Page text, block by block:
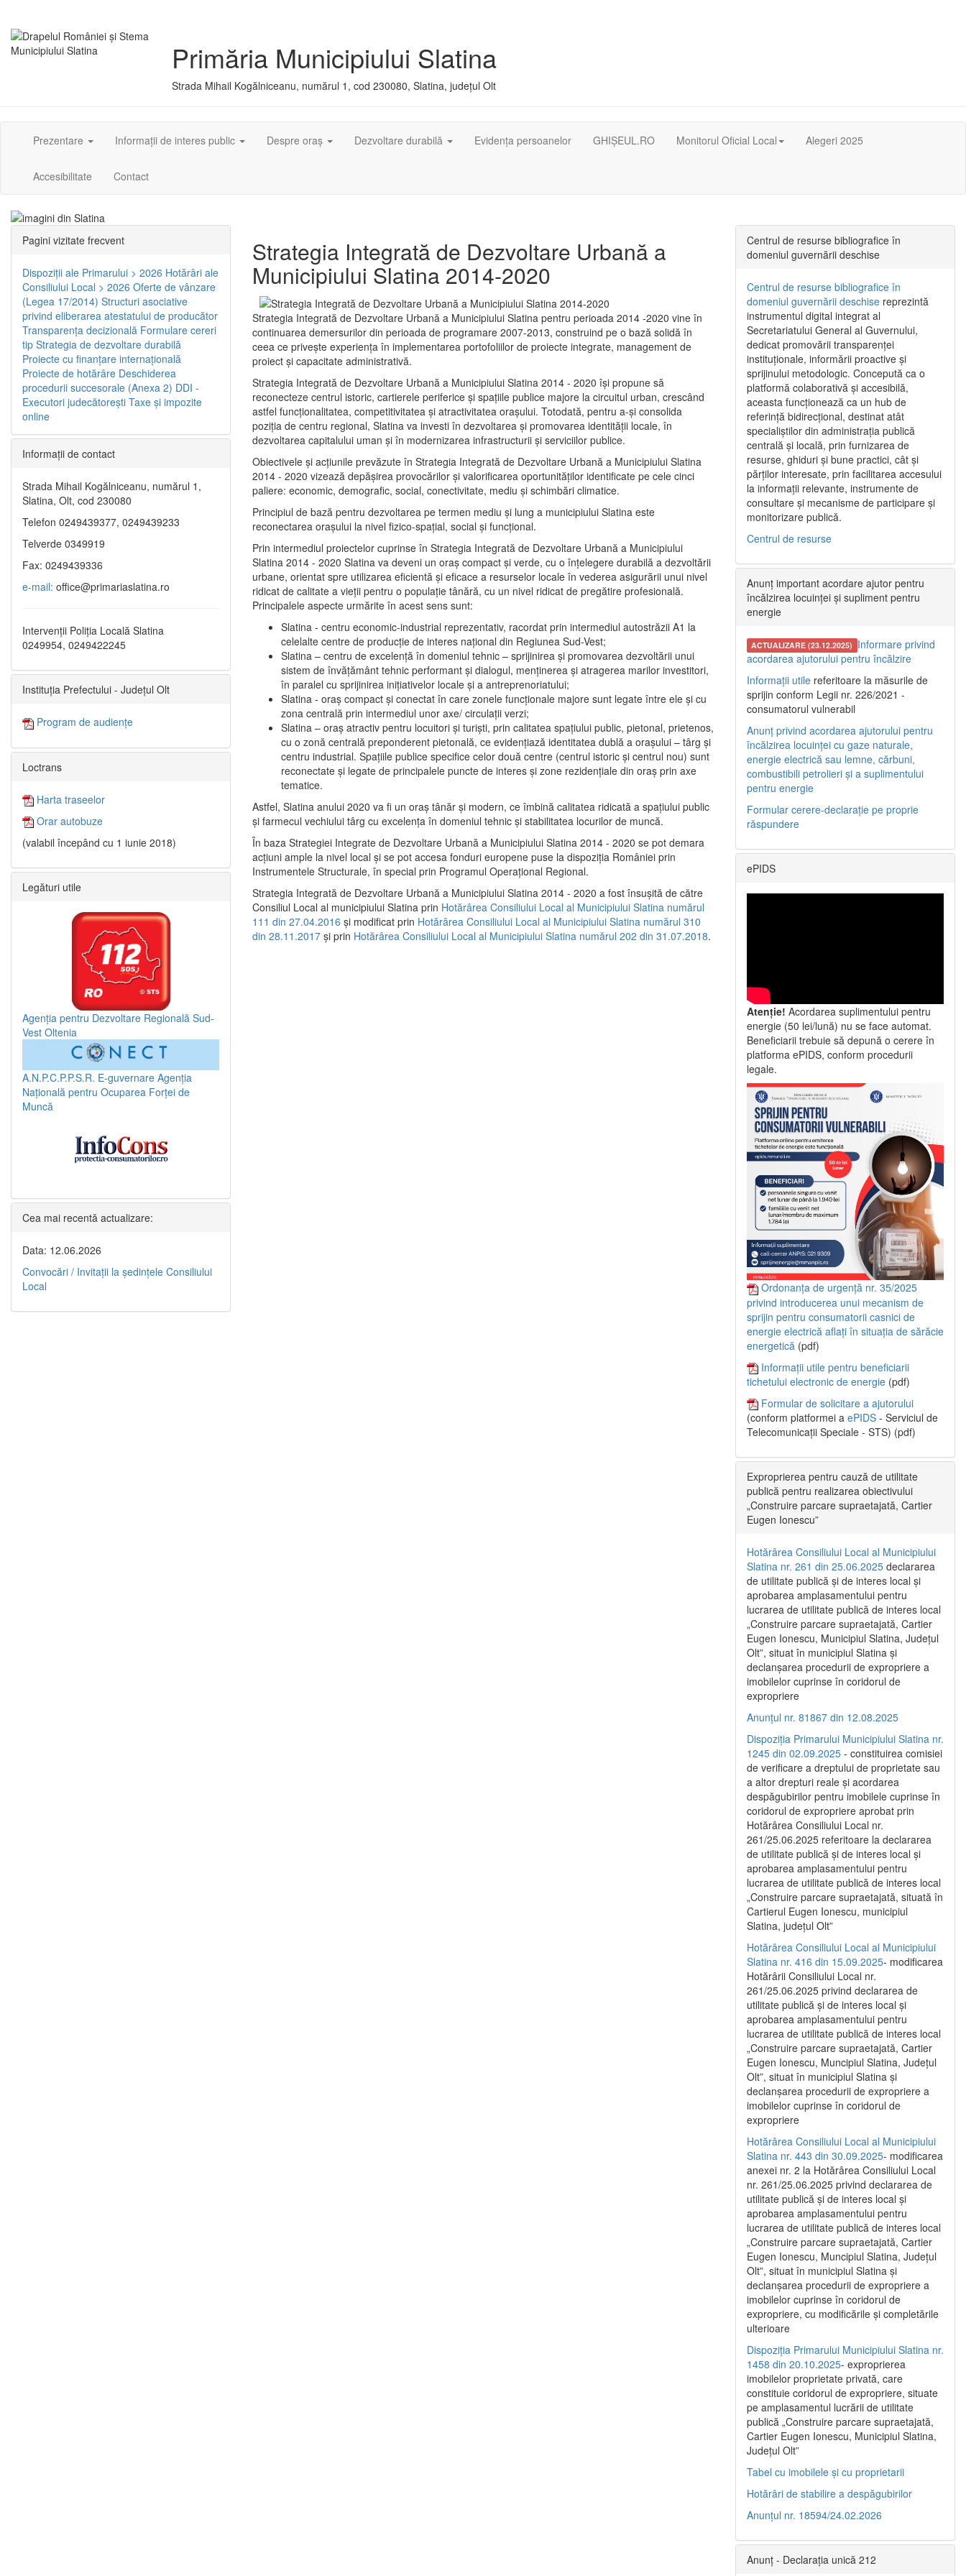
Primăria Municipiului Slatina
Strada Mihail Kogălniceanu, numărul 1, cod 230080, Slatina, județul Olt
Prezentare Informații de interes public Despre oraș Dezvoltare durabilă Evidența persoanelor GHIȘEUL.RO Monitorul Oficial Local Alegeri 2025
Accesibilitate Contact
Strategia Integrată de Dezvoltare Urbană a
Municipiului Slatina 2014-2020
Strategia Integrată de Dezvoltare Urbană a Municipiului Slatina pentru perioada 2014 -2020 vine în
continuarea demersurilor din perioada de programare 2007-2013, construind pe o bază solidă în
ceea ce priveşte experienţa în implementarea portofoliilor de proiecte integrate, management de
proiect și capacitate administrativă.
Strategia Integrată de Dezvoltare Urbană a Municipiului Slatina 2014 - 2020 își propune să
reconecteze centrul istoric, cartierele periferice şi spaţiile publice majore la circuitul urban, crescând
astfel funcţionalitatea, competitivitatea şi atractivitatea oraşului. Totodată, pentru a-şi consolida
poziţia de centru regional, Slatina va investi în dezvoltarea şi promovarea identităţii locale, în
dezvoltarea capitalului uman şi în modernizarea infrastructurii şi serviciilor publice.
Obiectivele şi acţiunile prevăzute în Strategia Integrată de Dezvoltare Urbană a Municipiului Slatina
2014 - 2020 vizează depășirea provocărilor şi valorificarea oportunităţilor identificate pe cele cinci
paliere: economic, demografic, social, conectivitate, mediu şi schimbări climatice.
Principiul de bază pentru dezvoltarea pe termen mediu şi lung a municipiului Slatina este
reconectarea oraşului la nivel fizico-spaţial, social şi funcţional.
Prin intermediul proiectelor cuprinse în Strategia Integrată de Dezvoltare Urbană a Municipiului
Slatina 2014 - 2020 Slatina va deveni un oraş compact şi verde, cu o înţelegere durabilă a dezvoltării
urbane, orientat spre utilizarea eficientă şi eficace a resurselor locale în vederea asigurării unui nivel
ridicat de calitate a vieţii pentru o populaţie tânără, cu un nivel ridicat de pregătire profesională.
Principalele aspecte urmărite în acest sens sunt:
Slatina - centru economic-industrial reprezentativ, racordat prin intermediul autostrăzii A1 la
celelalte centre de producţie de interes naţional din Regiunea Sud-Vest;
Slatina – centru de excelenţă în domeniul tehnic – sprijinirea şi promovarea dezvoltării unui
sistem de învăţământ tehnic performant şi dialogul, menţinerea şi atragerea marilor investitori,
în paralel cu sprijinirea iniţiativelor locale şi a antreprenoriatului;
Slatina - oraş compact şi conectat în care zonele funcţionale majore sunt legate între ele şi cu
zona centrală prin intermediul unor axe/ circulații verzi;
Slatina – oraş atractiv pentru locuitori şi turişti, prin calitatea spaţiului public, pietonal, prietenos,
cu o zonă centrală preponderent pietonală, ce evidenţiază identitatea dublă a oraşului – târg şi
centru industrial. Spaţiile publice specifice celor două centre (centrul istoric şi centrul nou) sunt
reconectate şi legate de principalele puncte de interes şi zone rezidenţiale din oraş prin axe
tematice.
Astfel, Slatina anului 2020 va fi un oraş tânăr şi modern, ce îmbină calitatea ridicată a spaţiului public
şi farmecul vechiului târg cu excelenţa în domeniul tehnic şi stabilitatea locurilor de muncă.
În baza Strategiei Integrate de Dezvoltare Urbană a Municipiului Slatina 2014 - 2020 se pot demara
acţiuni ample la nivel local şi se pot accesa fonduri europene puse la dispoziţia României prin
Instrumentele Structurale, în special prin Programul Operațional Regional.
Strategia Integrată de Dezvoltare Urbană a Municipiului Slatina 2014 - 2020 a fost însuşită de către
Consiliul Local al municipiului Slatina prin Hotărârea Consiliului Local al Municipiului Slatina numărul
111 din 27.04.2016 și modificat prin Hotărârea Consiliului Local al Municipiului Slatina numărul 310
din 28.11.2017 și prin Hotărârea Consiliului Local al Municipiului Slatina numărul 202 din 31.07.2018.
Pagini vizitate frecvent
Dispoziţii ale Primarului > 2026 Hotărâri ale
Consiliului Local > 2026 Oferte de vânzare
(Legea 17/2014) Structuri asociative
privind eliberarea atestatului de producător
Transparenţa decizională Formulare cereri
tip Strategia de dezvoltare durabilă
Proiecte cu finanţare internaţională
Proiecte de hotărâre Deschiderea
procedurii succesorale (Anexa 2) DDI -
Executori judecătorești Taxe şi impozite
online
Informaţii de contact
Strada Mihail Kogălniceanu, numărul 1,
Slatina, Olt, cod 230080
Telefon 0249439377, 0249439233
Telverde 0349919
Fax: 0249439336
e-mail: office@primariaslatina.ro
Intervenții Poliția Locală Slatina
0249954, 0249422245
Instituția Prefectului - Județul Olt
Program de audiențe
Loctrans
Harta traseelor
Orar autobuze
(valabil începând cu 1 iunie 2018)
Legături utile
Agenția pentru Dezvoltare Regională Sud-
Vest Oltenia
A.N.P.C.P.P.S.R. E-guvernare Agenția
Națională pentru Ocuparea Forței de
Muncă
Cea mai recentă actualizare:
Data: 12.06.2026
Convocări / Invitaţii la şedinţele Consiliului
Local
Centrul de resurse bibliografice în
domeniul guvernării deschise
Centrul de resurse bibliografice în
domeniul guvernării deschise reprezintă
instrumentul digital integrat al
Secretariatului General al Guvernului,
dedicat promovării transparenței
instituționale, informării proactive și
sprijinului metodologic. Concepută ca o
platformă colaborativă și accesibilă,
aceasta funcționează ca un hub de
referință bidirecțional, destinat atât
specialiștilor din administrația publică
centrală și locală, prin furnizarea de
resurse, ghiduri și bune practici, cât și
părților interesate, prin facilitarea accesului
la informații relevante, instrumente de
consultare și mecanisme de participare și
monitorizare publică.
Centrul de resurse
Anunț important acordare ajutor pentru
încălzirea locuinței și supliment pentru
energie
ACTUALIZARE (23.12.2025) Informare privind
acordarea ajutorului pentru încălzire
Informații utile referitoare la măsurile de
sprijin conform Legii nr. 226/2021 -
consumatorul vulnerabil
Anunț privind acordarea ajutorului pentru
încălzirea locuinței cu gaze naturale,
energie electrică sau lemne, cărbuni,
combustibili petrolieri și a suplimentului
pentru energie
Formular cerere-declarație pe proprie
răspundere
ePIDS
Atenție! Acordarea suplimentului pentru
energie (50 lei/lună) nu se face automat.
Beneficiarii trebuie să depună o cerere în
platforma ePIDS, conform procedurii
legale.
Ordonanța de urgență nr. 35/2025
privind introducerea unui mecanism de
sprijin pentru consumatorii casnici de
energie electrică aflați în situația de sărăcie
energetică (pdf)
Informații utile pentru beneficiarii
tichetului electronic de energie (pdf)
Formular de solicitare a ajutorului
(conform platformei a ePIDS - Serviciul de
Telecomunicații Speciale - STS) (pdf)
Exproprierea pentru cauză de utilitate
publică pentru realizarea obiectivului
„Construire parcare supraetajată, Cartier
Eugen Ionescu”
Hotărârea Consiliului Local al Municipiului
Slatina nr. 261 din 25.06.2025 declararea
de utilitate publică și de interes local și
aprobarea amplasamentului pentru
lucrarea de utilitate publică de interes local
„Construire parcare supraetajată, Cartier
Eugen Ionescu, Municipiul Slatina, Județul
Olt”, situat în municipiul Slatina și
declanșarea procedurii de expropriere a
imobilelor cuprinse în coridorul de
expropriere
Anunțul nr. 81867 din 12.08.2025
Dispoziția Primarului Municipiului Slatina nr.
1245 din 02.09.2025 - constituirea comisiei
de verificare a dreptului de proprietate sau
a altor drepturi reale și acordarea
despăgubirilor pentru imobilele cuprinse în
coridorul de expropriere aprobat prin
Hotărârea Consiliului Local nr.
261/25.06.2025 referitoare la declararea
de utilitate publică și de interes local și
aprobarea amplasamentului pentru
lucrarea de utilitate publică de interes local
„Construire parcare supraetajată, situată în
Cartierul Eugen Ionescu, municipiul
Slatina, județul Olt”
Hotărârea Consiliului Local al Municipiului
Slatina nr. 416 din 15.09.2025- modificarea
Hotărârii Consiliului Local nr.
261/25.06.2025 privind declararea de
utilitate publică și de interes local și
aprobarea amplasamentului pentru
lucrarea de utilitate publică de interes local
„Construire parcare supraetajată, Cartier
Eugen Ionescu, Muncipiul Slatina, Județul
Olt”, situat în municipiul Slatina și
declanșarea procedurii de expropriere a
imobilelor cuprinse în coridorul de
expropriere
Hotărârea Consiliului Local al Municipiului
Slatina nr. 443 din 30.09.2025- modificarea
anexei nr. 2 la Hotărârea Consiliului Local
nr. 261/25.06.2025 privind declararea de
utilitate publică şi de interes local şi
aprobarea amplasamentului pentru
lucrarea de utilitate publică de interes local
„Construire parcare supraetajată, Cartier
Eugen Ionescu, Muncipiul Slatina, Judeţul
Olt”, situat în municipiul Slatina şi
declanşarea procedurii de expropriere a
imobilelor cuprinse în coridorul de
expropriere, cu modificările şi completările
ulterioare
Dispoziția Primarului Municipiului Slatina nr.
1458 din 20.10.2025- exproprierea
imobilelor proprietate privată, care
constituie coridorul de expropriere, situate
pe amplasamentul lucrării de utilitate
publică „Construire parcare supraetajată,
Cartier Eugen Ionescu, Municipiul Slatina,
Județul Olt”
Tabel cu imobilele și cu proprietarii
Hotărâri de stabilire a despăgubirilor
Anunțul nr. 18594/24.02.2026
Anunț - Declarația unică 212